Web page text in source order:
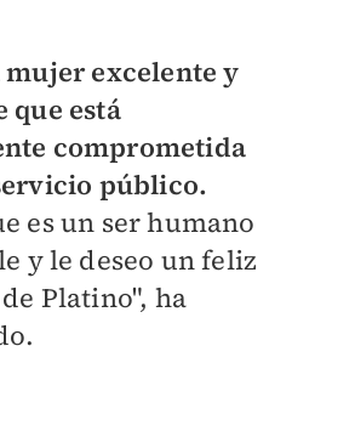
mujer excelente y
que está
comprometida
público.
es un ser humano
y le deseo un feliz
Platino", ha